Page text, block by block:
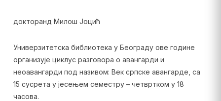
докторанд Милош Јоцић
Универзитетска библиотека у Београду ове године
организује циклус разговора о авангарди и
неоавангарди под називом: Век српске авангарде, са
15 сусрета у јесењем семестру – четвртком у 18
часова.